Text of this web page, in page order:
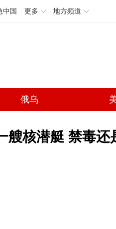
中国 更多 地方频道
俄乌
艘核潜艇 禁毒还